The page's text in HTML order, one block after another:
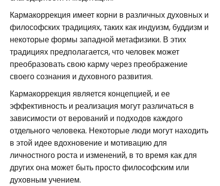
Кармакоррекция имеет корни в различных духовных и
философских традициях, таких как индуизм, буддизм и
некоторые формы западной метафизики. В этих
традициях предполагается, что человек может
преобразовать свою карму через преображение
своего сознания и духовного развития.
Кармакоррекция является концепцией, и ее
эффективность и реализация могут различаться в
зависимости от верований и подходов каждого
отдельного человека. Некоторые люди могут находить
в этой идее вдохновение и мотивацию для
личностного роста и изменений, в то время как для
других она может быть просто философским или
духовным учением.